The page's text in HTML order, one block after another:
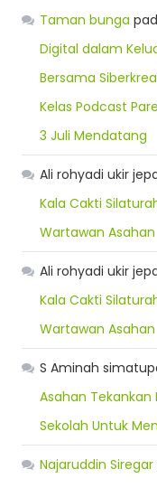
Taman bunga
Digital dalam
Bersama
Kelas Podcast
3 Juli Mendatang
Ali rohyadi ukir
Kala Cakti
Wartawan Asahan
Ali rohyadi ukir
Kala Cakti
Wartawan Asahan
S Aminah
Asahan Tekankan
Sekolah Untuk
Najaruddin Siregar